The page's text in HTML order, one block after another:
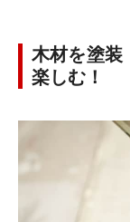
木材を塗装
楽しむ！